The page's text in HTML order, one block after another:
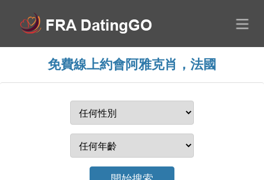
免費線上約會阿雅克肖，法國